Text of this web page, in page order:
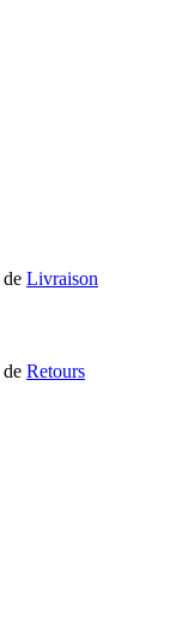
Livraison
Retours